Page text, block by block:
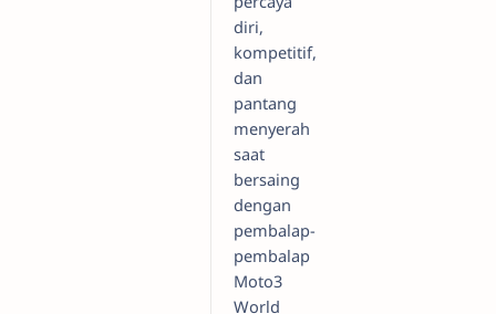
diri,
kompetitif,
dan
pantang
menyerah
saat
bersaing
dengan
pembalap-
pembalap
Moto3
World